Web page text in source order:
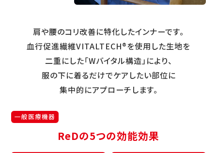
肩や腰のコリ改善に特化したインナーです。
血行促進繊維VITALTECH®を使用した生地を
二重にした「Wバイタル構造」により、
服の下に着るだけでケアしたい部位に
集中的にアプローチします。
一般医療機器
ReDの5つの効能効果